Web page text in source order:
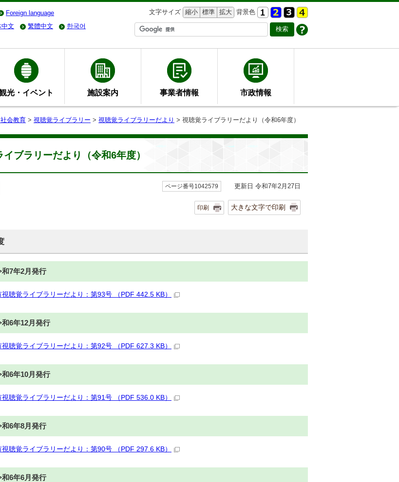
Foreign language 文字サイズ 縮小 標準 拡大 背景色
文 繁體中文 한국어
光・イベント 施設案内 事業者情報 市政情報
会教育 > 視聴覚ライブラリー > 視聴覚ライブラリーだより > 視聴覚ライブラリーだより（令和6年度）
イブラリーだより（令和6年度）
ページ番号1042579 更新日 令和7年2月27日
印刷 大きな文字で印刷
7年2月発行
視聴覚ライブラリーだより：第93号 （PDF 442.5 KB）
6年12月発行
視聴覚ライブラリーだより：第92号 （PDF 627.3 KB）
6年10月発行
視聴覚ライブラリーだより：第91号 （PDF 536.0 KB）
6年8月発行
視聴覚ライブラリーだより：第90号 （PDF 297.6 KB）
6年6月発行